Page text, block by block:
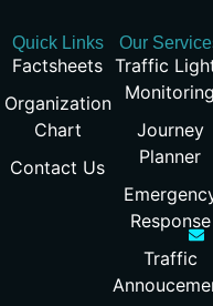
Quick Links
Factsheets
Organization
Chart
Contact Us
Our
Traffic
Monitoring
Journey
Planner
Response
Traffic